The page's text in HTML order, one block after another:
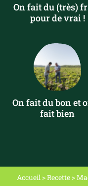
On fait du (très)
pour de vrai !
On fait du bon et
fait bien
Accueil >Recette>